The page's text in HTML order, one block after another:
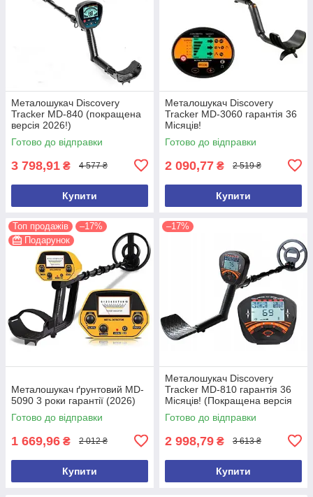
Металошукач Discovery
Tracker MD-840 (покращена
версія 2026!)
Готово до відправки
3 798,91 ₴ 4 577 ₴
Купити
Металошукач Discovery
Tracker MD-3060 гарантія 36
Місяців!
Готово до відправки
2 090,77 ₴ 2 519 ₴
Купити
Топ продажів
–17%
Подарунок
Металошукач ґрунтовий MD-
5090 3 роки гарантії (2026)
Готово до відправки
1 669,96 ₴ 2 012 ₴
Купити
–17%
Металошукач Discovery
Tracker MD-810 гарантія 36
Місяців! (Покращена версія
2026 року)
Готово до відправки
2 998,79 ₴ 3 613 ₴
Купити